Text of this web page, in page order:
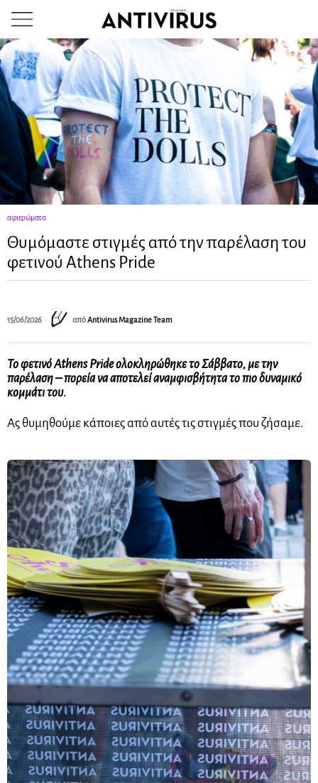
αφιερώματα
Θυμόμαστε στιγμές από την παρέλαση του
φετινού Αthens Pride
15/06/2026 απόAntivirus Magazine Team
To φετινό Athens Pride ολοκληρώθηκε το Σάββατο, με την
παρέλαση – πορεία να αποτελεί αναμφισβήτητα το πιο δυναμικό
κομμάτι του.
Ας θυμηθούμε κάποιες από αυτές τις στιγμές που ζήσαμε.